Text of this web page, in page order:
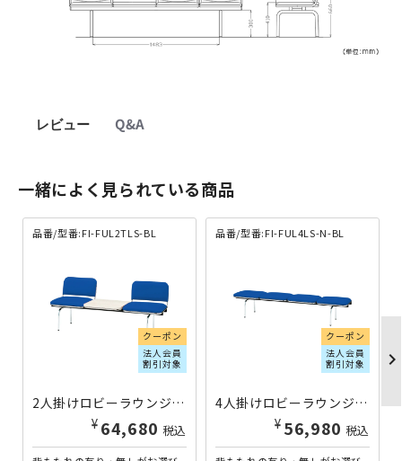
レビュー Q&A
一緒によく見られている商品
品番/型番:FI-FUL2TLS-BL
クーポン
法人会員
割引対象
2人掛けロビーラウンジチェア テーブル付き 背付き インディゴブルー FI-FUL2TLS-BL | 604796
¥ 64,680 税込
品番/型番:FI-FUL4LS-N-BL
クーポン
法人会員
割引対象
4人掛けロビーラウンジチェア 背無し インディゴブルー FI-FUL4LS-N-BL | 604806
¥ 56,980 税込
chevron_right